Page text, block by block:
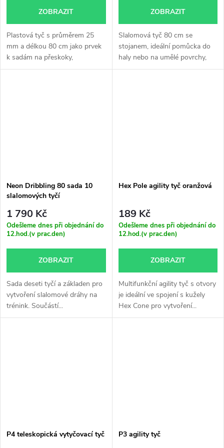
ZOBRAZIT
Plastová tyč s průměrem 25
mm a délkou 80 cm jako prvek
k sadám na přeskoky,
neonově...
ZOBRAZIT
Slalomová tyč 80 cm se
stojanem, ideální pomůcka do
haly nebo na umělé povrchy,
neonově...
Neon Dribbling 80 sada 10
slalomových tyčí
1 790 Kč
Odešleme dnes při objednání do
12.hod.(v prac.den)
ZOBRAZIT
Sada deseti tyčí a základen pro
vytvoření slalomové dráhy na
trénink. Součástí...
Hex Pole agility tyč oranžová
189 Kč
Odešleme dnes při objednání do
12.hod.(v prac.den)
ZOBRAZIT
Multifunkční agility tyč s otvory
je ideální ve spojení s kužely
Hex Cone pro vytvoření...
P4 teleskopická vytyčovací tyč P3 agility tyč